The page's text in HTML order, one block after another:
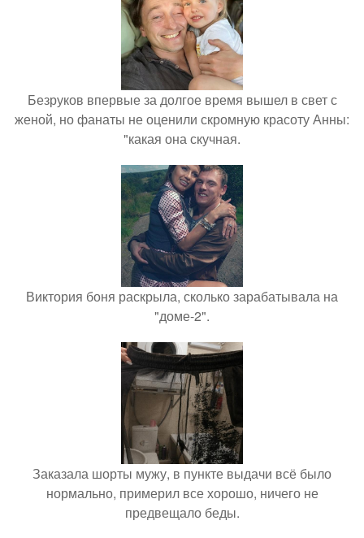
Безруков впервые за долгое время вышел в свет с
женой, но фанаты не оценили скромную красоту Анны:
"какая она скучная.
Виктория боня раскрыла, сколько зарабатывала на
"доме-2".
Заказала шорты мужу, в пункте выдачи всё было
нормально, примерил все хорошо, ничего не
предвещало беды.